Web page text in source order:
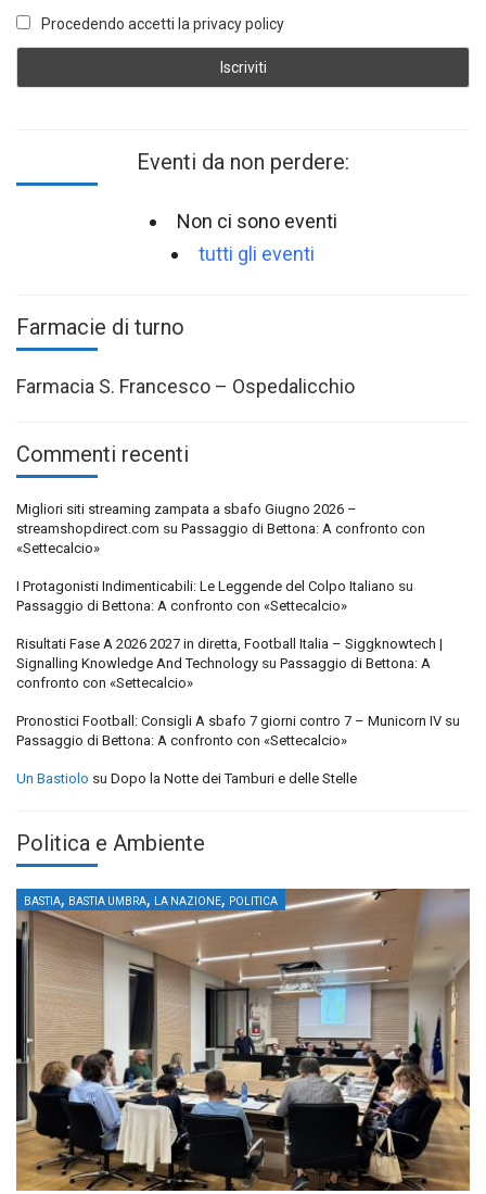
Procedendo accetti la privacy policy
Eventi da non perdere:
Non ci sono eventi
tutti gli eventi
Farmacie di turno
Farmacia S. Francesco – Ospedalicchio
Commenti recenti
Migliori siti streaming zampata a sbafo Giugno 2026 –
streamshopdirect.com su Passaggio di Bettona: A confronto con
«Settecalcio»
I Protagonisti Indimenticabili: Le Leggende del Colpo Italiano su
Passaggio di Bettona: A confronto con «Settecalcio»
Risultati Fase A 2026 2027 in diretta, Football Italia – Siggknowtech |
Signalling Knowledge And Technology su Passaggio di Bettona: A
confronto con «Settecalcio»
Pronostici Football: Consigli A sbafo 7 giorni contro 7 – Municorn IV su
Passaggio di Bettona: A confronto con «Settecalcio»
Un Bastiolo su Dopo la Notte dei Tamburi e delle Stelle
Politica e Ambiente
BASTIA, BASTIA UMBRA, LA NAZIONE, POLITICA